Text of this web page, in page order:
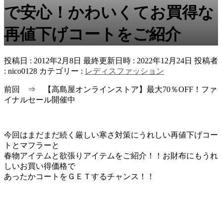
で安心！かわいくてお買得な
再値下げコートをご紹介
投稿日 : 2012年2月8日 最終更新日時 : 2022年12月24日 投稿者
: nico0128 カテゴリー : レディスファッション
前回 ⇒ 【高島屋オンラインストア】最大70％OFF！ファ
イナルセール開催中
今回はまだまだ続く厳しい寒さ対策にうれしい再値下げコー
トとマフラーと
春物アイテムと欲張りアイテムをご紹介！！お財布にもうれ
しいお買い得価格で
あったかコートをＧＥＴするチャンス！！